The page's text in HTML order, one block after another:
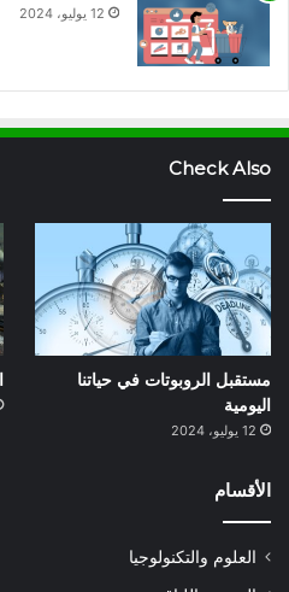
12 يوليو، 2024
Check Also
مستقبل الروبوتات في حياتنا
اليومية
12 يوليو، 2024
الأقسام
العلوم والتكنولوجيا